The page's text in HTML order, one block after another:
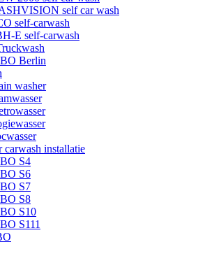
self car wash
self-carwash
E self-carwash
Berlin
washer
carwash installatie
S4
S6
S7
S8
S10
S111